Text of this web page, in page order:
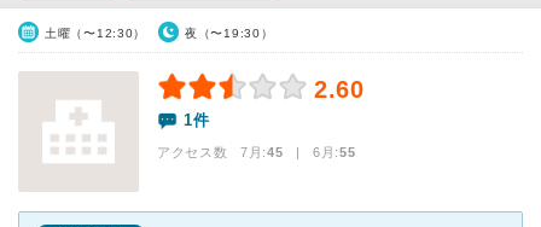
土曜（〜12:30） 夜（〜19:30）
2.60
1件
アクセス数 7月:45 | 6月:55